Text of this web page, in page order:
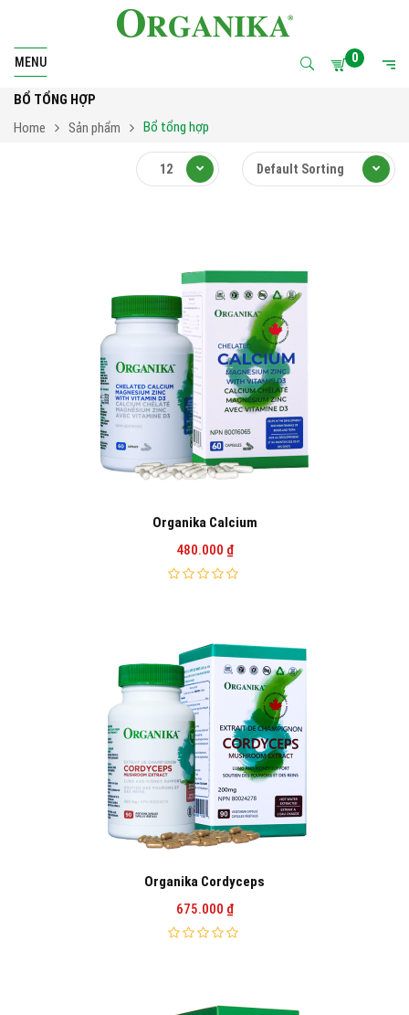
MENU 0
BỔ TỔNG HỢP
Home
Sản phẩm Bổ tổng hợp
Default Sorting
12
Organika Calcium
480.000 ₫
Organika Cordyceps
675.000 ₫